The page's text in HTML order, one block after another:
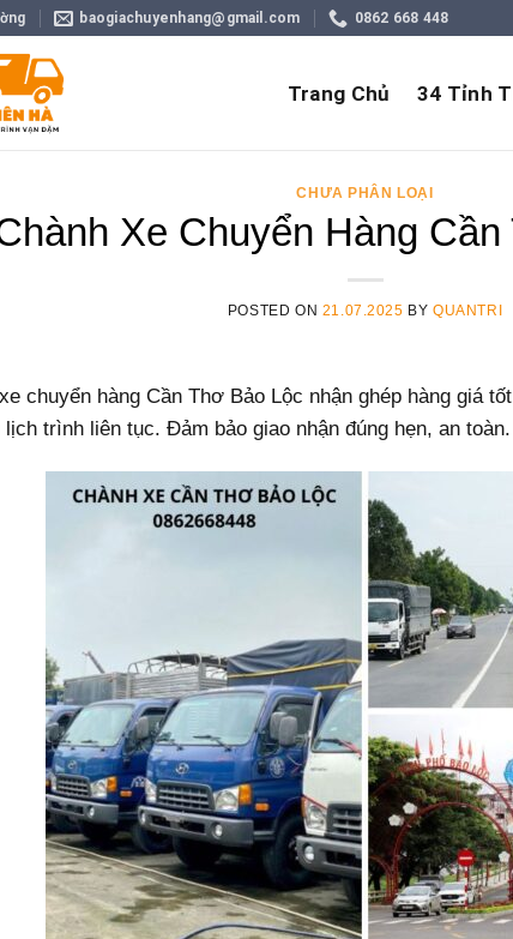
baogiachuyenhang@gmail.com 0862 668 448
Trang Chủ 34 Tỉnh
CHƯA PHÂN LOẠI
Xe Chuyển Hàng
POSTED ON 21.07.2025 BYQUANTRI
chuyển hàng Cần Thơ Bảo Lộc nhận ghép hàng giá
lịch trình liên tục. Đảm bảo giao nhận đúng hẹn, an toàn.